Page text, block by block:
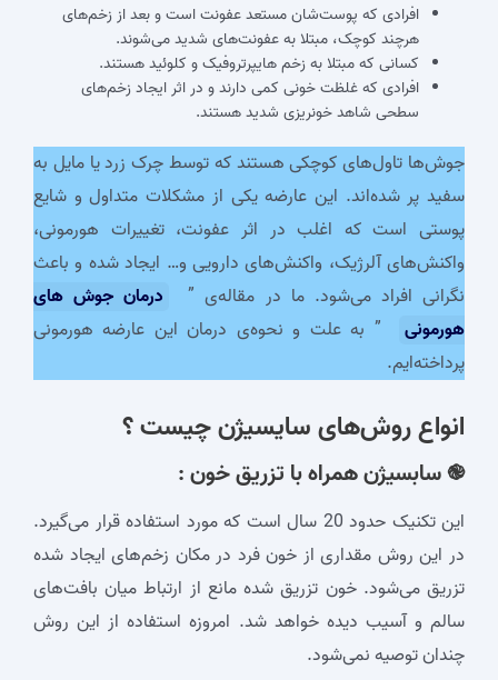
افرادی که پوست‌شان مستعد عفونت است و بعد از زخم‌های
هرچند کوچک، مبتلا به عفونت‌های شدید می‌شوند.
کسانی که مبتلا به زخم هایپرتروفیک و کلوئید هستند.
افرادی که غلظت خونی کمی دارند و در اثر ایجاد زخم‌های
سطحی شاهد خونریزی شدید هستند.
جوش‌ها تاول‌های کوچکی هستند که توسط چرک زرد یا مایل به
سفید پر شده‌اند. این عارضه یکی از مشکلات متداول و شایع
پوستی است که اغلب در اثر عفونت، تغییرات هورمونی،
واکنش‌های آلرژیک، واکنش‌های دارویی و… ایجاد شده و باعث
نگرانی افراد می‌شود. ما در مقاله‌ی ”
درمان جوش های
هورمونی
” به علت و نحوه‌ی درمان این عارضه هورمونی
پرداخته‌ایم.
انواع روش‌هایسایسیژن چیست؟
֎ سابسیژن همراه با تزریق خون :
این تکنیک حدود 20 سال است که مورد استفاده قرار می‌گیرد.
در این روش مقداری از خون فرد در مکان زخم‌های ایجاد شده
تزریق می‌شود. خون تزریق شده مانع از ارتباط میان بافت‌های
سالم و آسیب دیده خواهد شد. امروزه استفاده از این روش
چندان توصیه نمی‌شود.